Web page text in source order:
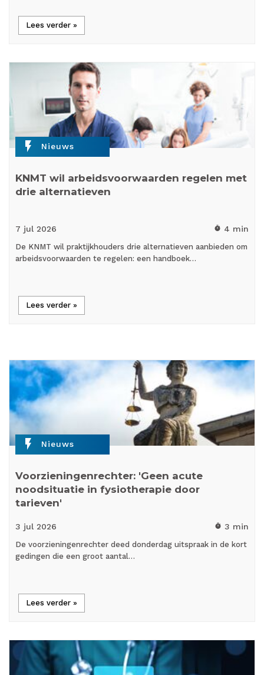
Lees verder »
flash_on Nieuws
KNMT wil arbeidsvoorwaarden regelen met
drie alternatieven
7 jul 2026 timer 4 min
De KNMT wil praktijkhouders drie alternatieven aanbieden om
arbeidsvoorwaarden te regelen: een handboek…
Lees verder »
flash_on Nieuws
Voorzieningenrechter: 'Geen acute
noodsituatie in fysiotherapie door
tarieven'
3 jul 2026 timer 3 min
De voorzieningenrechter deed donderdag uitspraak in de kort
gedingen die een groot aantal…
Lees verder »